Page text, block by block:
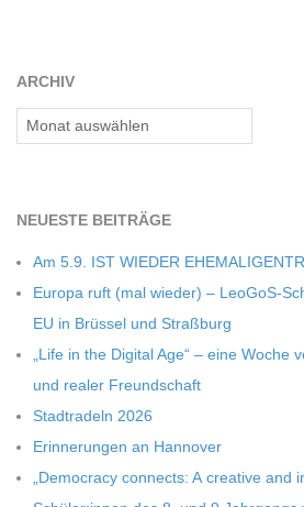
H
M
I
D
T
-
S
ARCHIV
Archiv
NEU­ESTE BEITRÄGE
Am 5.9. IST WIEDER
Europa ruft (mal wie­der) – LeoGoS-
EU in Brüs­sel und Straßburg
„Life in the Digi­tal Age“ – eine Woche
und rea­ler Freundschaft
Stadt­ra­deln 2026
Erin­ne­run­gen an Hannover
„Demo­cracy con­nects: A crea­tive and